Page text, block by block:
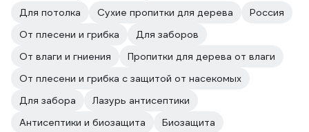
Для потолка Сухие пропитки для дерева
Россия
От плесени и грибка
Для заборов
От влаги и гниения
Пропитки для дерева от влаги
От плесени и грибка с защитой от насекомых
Для забора
Лазурь антисептики
Антисептики и биозащита
Биозащита